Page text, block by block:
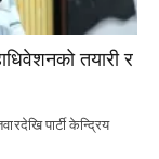
तयारी र
पार्टी केन्द्रिय